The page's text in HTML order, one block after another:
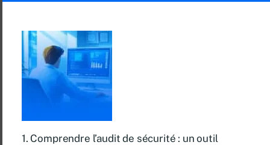
1. Comprendre l’audit de sécurité : un outil